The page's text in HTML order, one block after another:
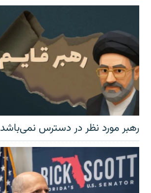
رهبر مورد نظر در دسترس نمی‌باشد